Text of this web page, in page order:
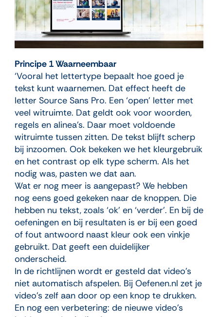
Principe 1 Waarneembaar
‘Vooral het lettertype bepaalt hoe goed je
tekst kunt waarnemen. Dat effect heeft de
letter Source Sans Pro. Een ‘open’ letter met
veel witruimte. Dat geldt ook voor woorden,
regels en alinea’s. Daar moet voldoende
witruimte tussen zitten. De tekst blijft scherp
bij inzoomen. Ook bekeken we het kleurgebruik
en het contrast op elk type scherm. Als het
nodig was, pasten we dat aan.
Wat er nog meer is aangepast? We hebben
nog eens goed gekeken naar de knoppen. Die
hebben nu tekst, zoals ‘ok’ en ‘verder’. En bij de
oefeningen en bij resultaten is er bij een goed
of fout antwoord naast kleur ook een vinkje
gebruikt. Dat geeft een duidelijker
onderscheid.
In de richtlijnen wordt er gesteld dat video’s
niet automatisch afspelen. Bij Oefenen.nl zet je
video’s zelf aan door op een knop te drukken.
En nog een verbetering: de nieuwe video’s